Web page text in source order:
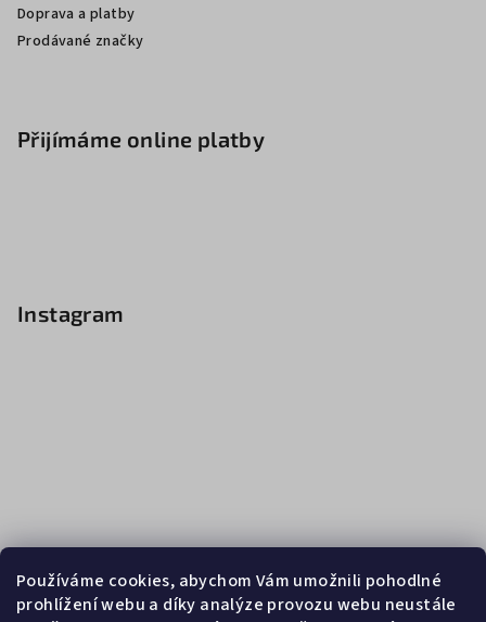
Používáme cookies, abychom Vám umožnili pohodlné
prohlížení webu a díky analýze provozu webu neustále
Doprava a platby
Prodávané značky
Přijímáme online platby
Instagram